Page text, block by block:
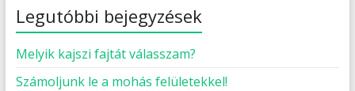
Legutóbbi bejegyzések
Melyik kajszi fajtát válasszam?
Számoljunk le a mohás felületekkel!